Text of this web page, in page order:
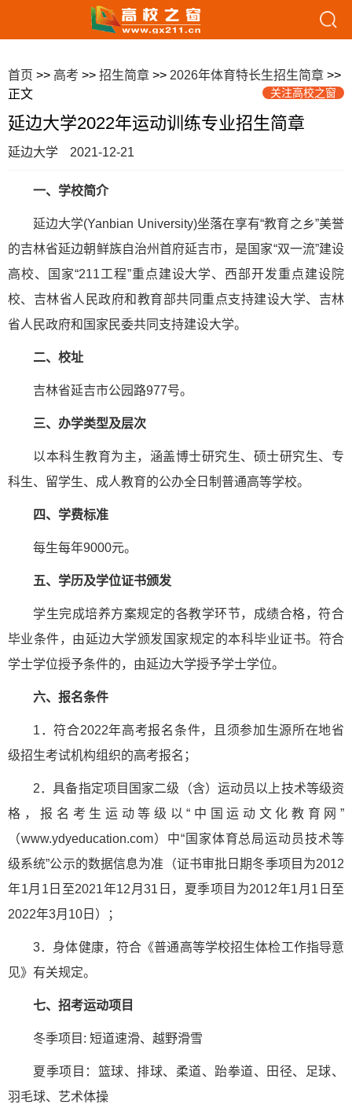
首页 >> 高考 >> 招生简章 >> 2026年体育特长生招生简章 >>
正文
关注高校之窗
延边大学2022年运动训练专业招生简章
延边大学 2021-12-21
一、学校简介
延边大学(Yanbian University)坐落在享有“教育之乡”美誉
的吉林省延边朝鲜族自治州首府延吉市，是国家“双一流”建设
高校、国家“211工程”重点建设大学、西部开发重点建设院
校、吉林省人民政府和教育部共同重点支持建设大学、吉林
省人民政府和国家民委共同支持建设大学。
二、校址
吉林省延吉市公园路977号。
三、办学类型及层次
以本科生教育为主，涵盖博士研究生、硕士研究生、专
科生、留学生、成人教育的公办全日制普通高等学校。
四、学费标准
每生每年9000元。
五、学历及学位证书颁发
学生完成培养方案规定的各教学环节，成绩合格，符合
毕业条件，由延边大学颁发国家规定的本科毕业证书。符合
学士学位授予条件的，由延边大学授予学士学位。
六、报名条件
1．符合2022年高考报名条件，且须参加生源所在地省
级招生考试机构组织的高考报名；
2．具备指定项目国家二级（含）运动员以上技术等级资
格，报名考生运动等级以“中国运动文化教育网”
（www.ydyeducation.com）中“国家体育总局运动员技术等
级系统”公示的数据信息为准（证书审批日期冬季项目为2012
年1月1日至2021年12月31日，夏季项目为2012年1月1日至
2022年3月10日）；
3．身体健康，符合《普通高等学校招生体检工作指导意
见》有关规定。
七、招考运动项目
冬季项目: 短道速滑、越野滑雪
夏季项目：篮球、排球、柔道、跆拳道、田径、足球、
羽毛球、艺术体操